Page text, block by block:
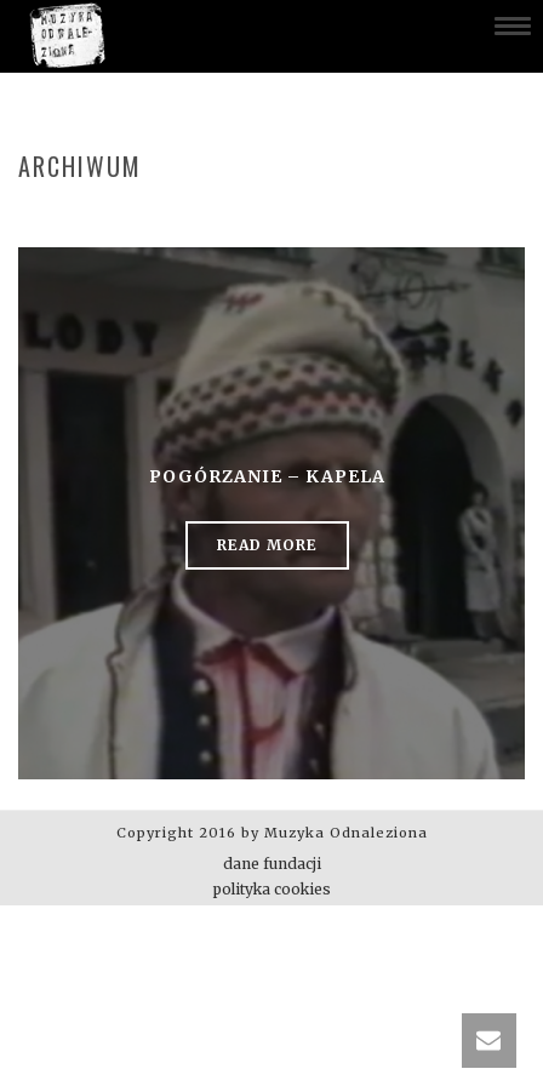
ARCHIWUM
POGÓRZANIE – KAPELA
READ MORE
Copyright 2016 by Muzyka Odnaleziona
dane fundacji
polityka cookies